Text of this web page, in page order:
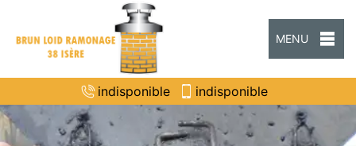
MENU
indisponible indisponible